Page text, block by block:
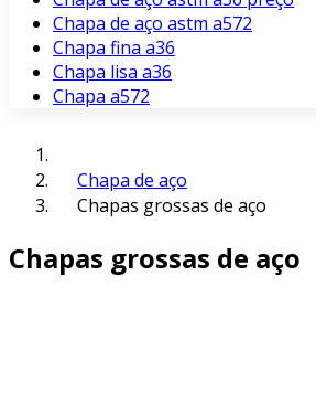
Chapa de aço astm a572
Chapa fina a36
Chapa lisa a36
Chapa a572
Chapa de aço
Chapas grossas de aço
Chapas grossas de aço